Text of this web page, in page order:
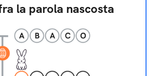
la parola nascosta